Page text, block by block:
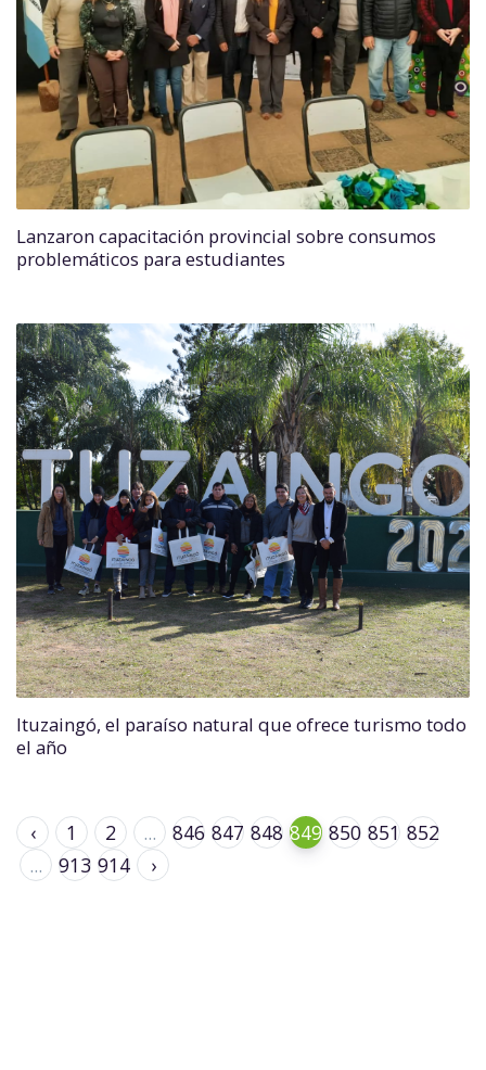
Lanzaron capacitación provincial sobre consumos
problemáticos para estudiantes
Ituzaingó, el paraíso natural que ofrece turismo todo
el año
‹ 1 2 ... 846 847 848 849 850 851 852
...
913 914 ›